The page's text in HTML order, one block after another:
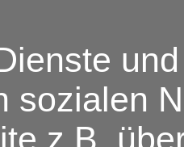
sozialen
z.B.